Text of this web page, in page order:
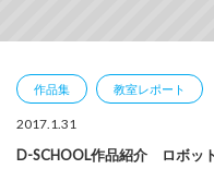
作品集 教室レポート
2017.1.31
D-SCHOOL作品紹介 ロボッ